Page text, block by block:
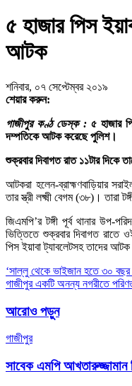
৫ হাজার পিস
আটক
শনিবার, ০৭ সেপ্টেম্বর ২০১৯
শেয়ার করুন:
গাজীপুর কণ্ঠ ডেস্ক : ৫ হাজার
দম্পতিকে আটক করেছে পুলিশ।
শুক্রবার দিবাগত রাত ১১টার দিকে
আটকরা হলেন-ব্রাহ্মণবাড়িয়ার
তার স্ত্রী লক্ষ্মী বেগম (৩৮)। তারা
জিএমপি’র টঙ্গী পূর্ব থানার উপ-
ভিত্তিতে শুক্রবার দিবাগত রাতে
পিস ইয়াবা ট্যাবলেটসহ তাদের
Post
navigation
‘সাল্লু থেকে ভাইজান হতে ৩০ বছর
গাজীপুর একটি অনন্য নগরীতে
আরোও পড়ুন
গাজীপুর
সাবেক এমপি আখতারুজ্জামান